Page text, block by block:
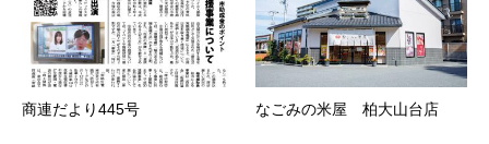
商連だより445号 なごみの米屋 柏大山台店